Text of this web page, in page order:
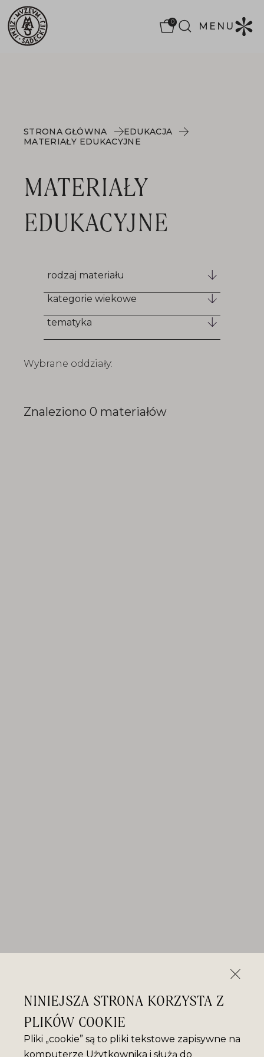
NINIEJSZA STRONA KORZYSTA Z
PLIKÓW COOKIE
Pliki „cookie” są to pliki tekstowe zapisywne na
komputerze Użytkownika i służą do
0 MENU
STRONA GŁÓWNA
EDUKACJA
MATERIAŁY EDUKACYJNE
MATERIAŁY
EDUKACYJNE
rodzaj materiału
kategorie wiekowe
tematyka
Wybrane oddziały:
Znaleziono 0 materiałów